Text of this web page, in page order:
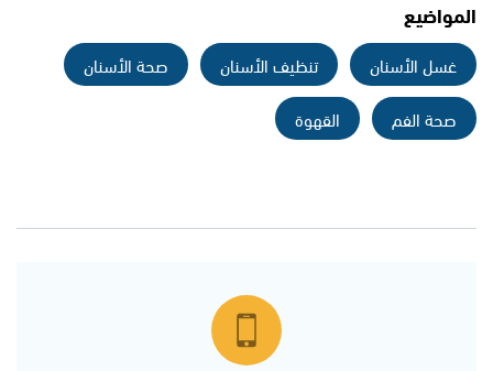
المواضيع
غسل الأسنان تنظيف الأسنان
صحة الأسنان
صحة الفم
القهوة